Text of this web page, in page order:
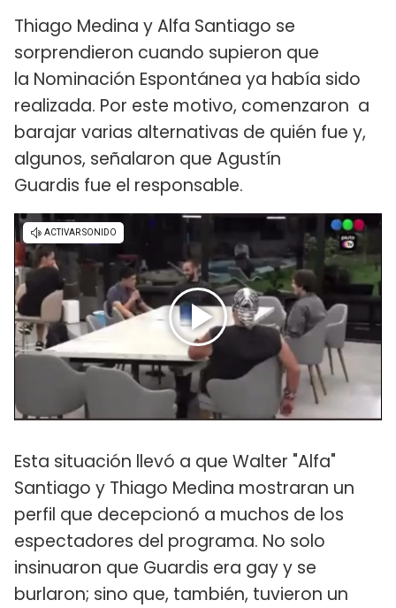
Thiago Medina y Alfa Santiago se
sorprendieron cuando supieron que
la Nominación Espontánea ya había sido
realizada. Por este motivo, comenzaron a
barajar varias alternativas de quién fue y,
algunos, señalaron que Agustín
Guardis fue el responsable.
Esta situación llevó a que Walter "Alfa"
Santiago y Thiago Medina mostraran un
perfil que decepcionó a muchos de los
espectadores del programa. No solo
insinuaron que Guardis era gay y se
burlaron; sino que, también, tuvieron un